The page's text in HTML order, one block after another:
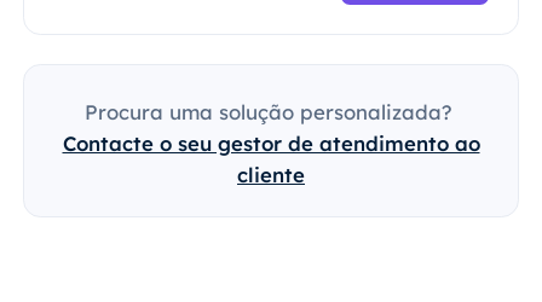
Procura uma solução personalizada?
Contacte o seu gestor de atendimento ao
cliente